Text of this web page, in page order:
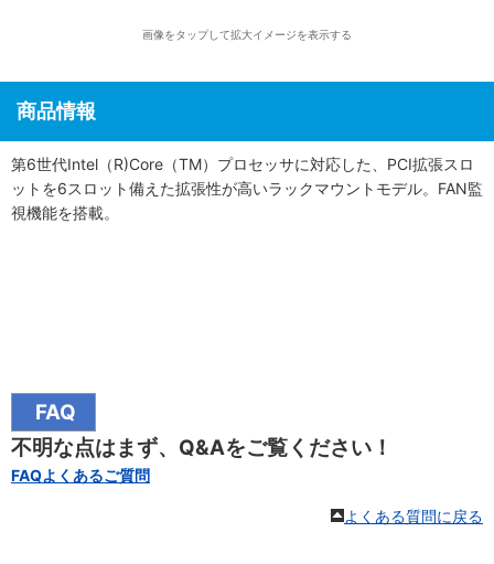
画像をタップして拡大イメージを表示する
商品情報
第6世代Intel（R)Core（TM）プロセッサに対応した、PCI拡張スロ
ットを6スロット備えた拡張性が高いラックマウントモデル。FAN監
視機能を搭載。
FAQ
不明な点はまず、Q&Aをご覧ください！
FAQよくあるご質問
よくある質問に戻る